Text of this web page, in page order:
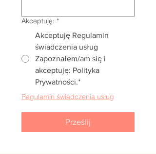
Akceptuję: *
Akceptuję Regulamin
świadczenia usług
Zapoznałem/am się i
akceptuję: Polityka
Prywatności.*
Regulamin świadczenia usług
Prześlij